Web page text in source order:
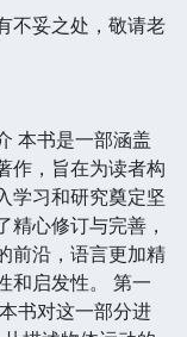
妥之处，敬请老
本书是一部涵盖
作，旨在为读者构
学习和研究奠定坚
精心修订与完善，
前沿，语言更加精
和启发性。 第一
书对这一部分进